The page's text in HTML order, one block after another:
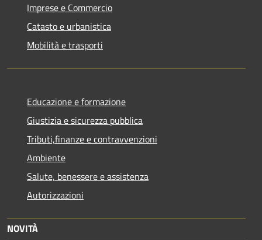
Imprese e Commercio
Catasto e urbanistica
Mobilità e trasporti
Educazione e formazione
Giustizia e sicurezza pubblica
Tributi,finanze e contravvenzioni
Ambiente
Salute, benessere e assistenza
Autorizzazioni
NOVITÀ